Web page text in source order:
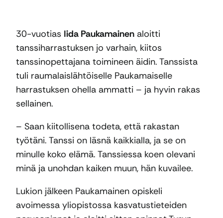
30-vuotias Iida Paukamainen aloitti
tanssiharrastuksen jo varhain, kiitos
tanssinopettajana toimineen äidin. Tanssista
tuli raumalaislähtöiselle Paukamaiselle
harrastuksen ohella ammatti – ja hyvin rakas
sellainen.
– Saan kiitollisena todeta, että rakastan
työtäni. Tanssi on läsnä kaikkialla, ja se on
minulle koko elämä. Tanssiessa koen olevani
minä ja unohdan kaiken muun, hän kuvailee.
Lukion jälkeen Paukamainen opiskeli
avoimessa yliopistossa kasvatustieteiden